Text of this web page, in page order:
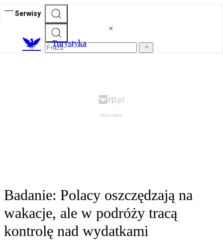
Serwisy
Turystyka
Badanie: Polacy oszczędzają na
wakacje, ale w podróży tracą
kontrolę nad wydatkami